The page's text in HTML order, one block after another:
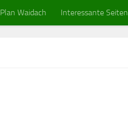
Plan Waidach Interessante Seiten